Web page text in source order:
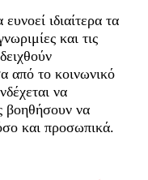
ιδιαίτερα τα
και τις
από το κοινωνικό
να
βοηθήσουν να
και προσωπικά.